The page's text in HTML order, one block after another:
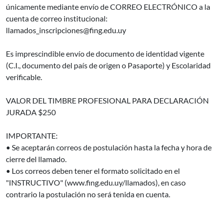
únicamente mediante envío de CORREO ELECTRÓNICO a la
cuenta de correo institucional:
llamados_inscripciones@fing.edu.uy
Es imprescindible envío de documento de identidad vigente
(C.I., documento del país de origen o Pasaporte) y Escolaridad
verificable.
VALOR DEL TIMBRE PROFESIONAL PARA DECLARACIÓN
JURADA $250
IMPORTANTE:
• Se aceptarán correos de postulación hasta la fecha y hora de
cierre del llamado.
• Los correos deben tener el formato solicitado en el
"INSTRUCTIVO" (www.fing.edu.uy/llamados), en caso
contrario la postulación no será tenida en cuenta.